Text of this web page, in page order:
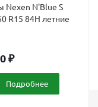
N'Blue S
R15 84H летние
₽
Подробнее